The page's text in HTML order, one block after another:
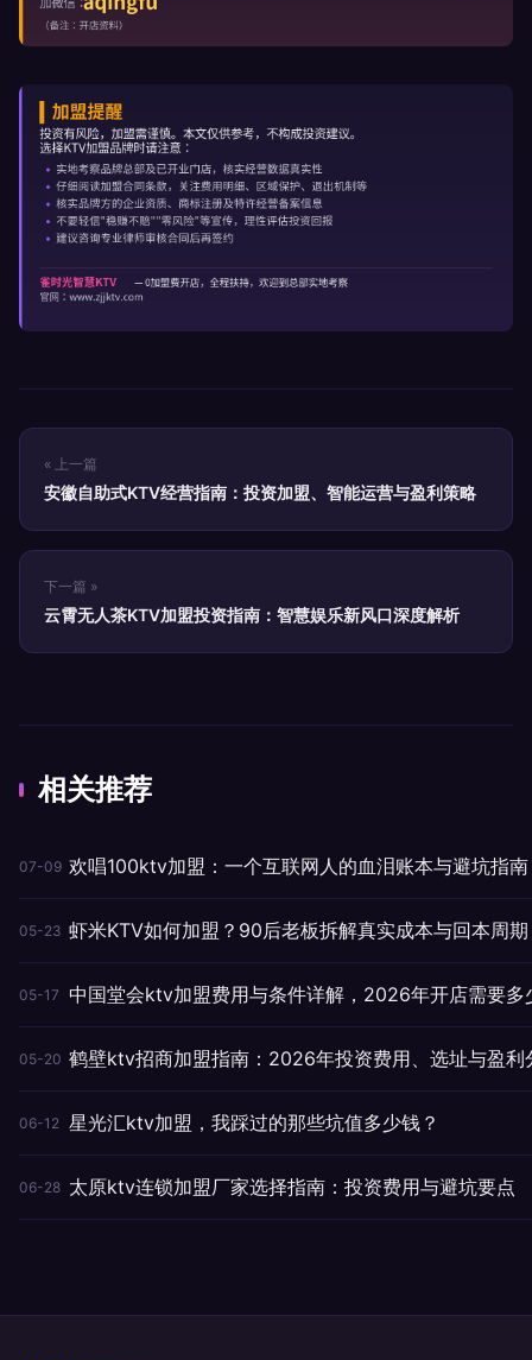
« 上一篇
安徽自助式KTV经营指南：投资加盟、智能运营与盈利策略
下一篇 »
云霄无人茶KTV加盟投资指南：智慧娱乐新风口深度解析
相关推荐
07-09 欢唱100ktv加盟：一个互联网人的血泪账本与避坑指南
05-23 虾米KTV如何加盟？90后老板拆解真实成本与回本周期
05-17 中国堂会ktv加盟费用与条件详解，2026年开店需要多
05-20 鹤壁ktv招商加盟指南：2026年投资费用、选址与盈利
06-12 星光汇ktv加盟，我踩过的那些坑值多少钱？
06-28 太原ktv连锁加盟厂家选择指南：投资费用与避坑要点